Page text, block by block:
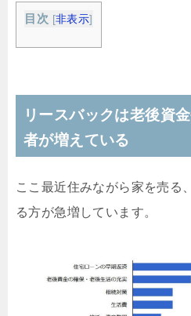
目次 [非表示]
リースバックは老後資
者が増えている
ここ最近住みながら家を売る
る方が急増しています。